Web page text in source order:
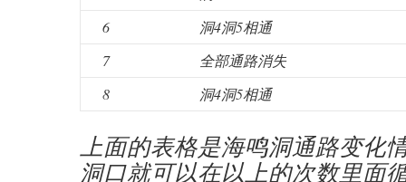
6
洞4洞5相通
7
全部通路消失
8
洞4洞5相通
上面的表格是海鸣洞通路变化
洞口就可以在以上的次数里面